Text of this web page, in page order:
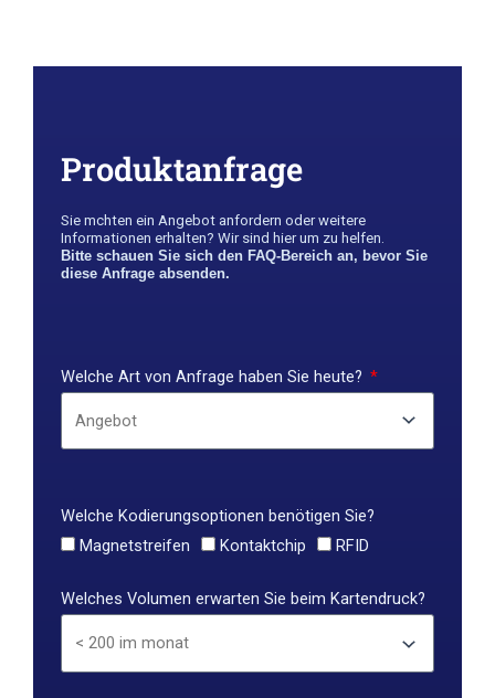
Produktanfrage
Sie m￶chten ein Angebot anfordern oder weitere
Informationen erhalten? Wir sind hier um zu helfen.
Bitte schauen Sie sich den FAQ-Bereich an, bevor Sie
diese Anfrage absenden.
Welche Art von Anfrage haben Sie heute?
Welche Kodierungsoptionen benötigen Sie?
Magnetstreifen
Kontaktchip RFID
Welches Volumen erwarten Sie beim Kartendruck?